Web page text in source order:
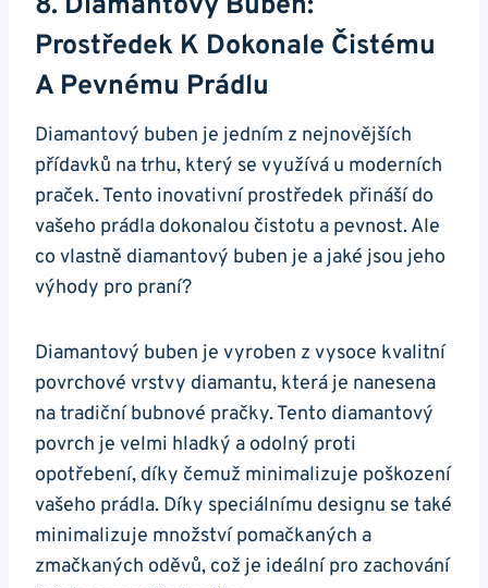
Prostředek ⁢k Dokonale ‌čistému
A ‍pevnému Prádlu
Diamantový ⁣buben je jedním ⁤z‍ nejnovějších
přídavků na trhu, který se využívá ⁣u moderních
praček. Tento inovativní⁤ prostředek přináší do
⁤vašeho ‍prádla ‌dokonalou ‌čistotu a pevnost. Ale
co vlastně‍ diamantový buben ​je a jaké ⁤jsou ‍jeho
výhody pro praní?
Diamantový buben je vyroben z vysoce kvalitní
povrchové vrstvy ⁤diamantu, která je‌ nanesena
na tradiční bubnové pračky. Tento diamantový
⁤povrch je velmi ‍hladký a odolný ‍proti​
opotřebení, díky čemuž minimalizuje‍ poškození⁤
vašeho ‌prádla. Díky speciálnímu designu se⁤ také
minimalizuje ⁣množství ‍pomačkaných a
zmačkaných oděvů, což je ideální pro zachování